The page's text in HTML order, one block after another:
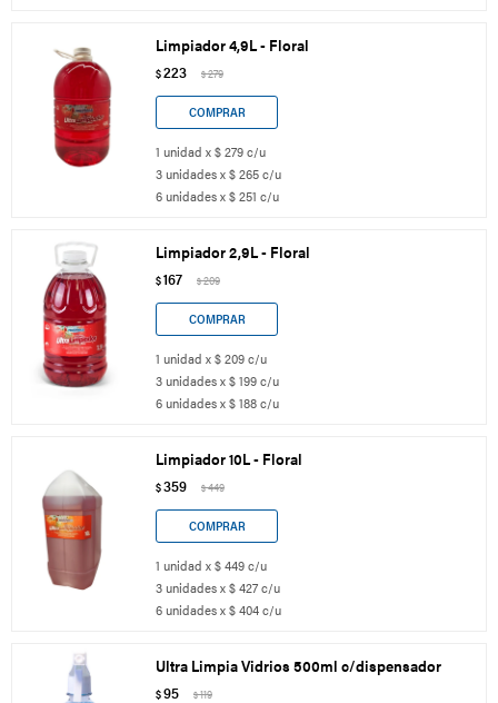
Limpiador 4,9L - Floral
$223 $279
1 unidad x $ 279 c/u
3 unidades x $ 265 c/u
6 unidades x $ 251 c/u
Limpiador 2,9L - Floral
$167 $209
1 unidad x $ 209 c/u
3 unidades x $ 199 c/u
6 unidades x $ 188 c/u
Limpiador 10L - Floral
$359 $449
1 unidad x $ 449 c/u
3 unidades x $ 427 c/u
6 unidades x $ 404 c/u
Ultra Limpia Vidrios 500ml c/dispensador
$95 $119